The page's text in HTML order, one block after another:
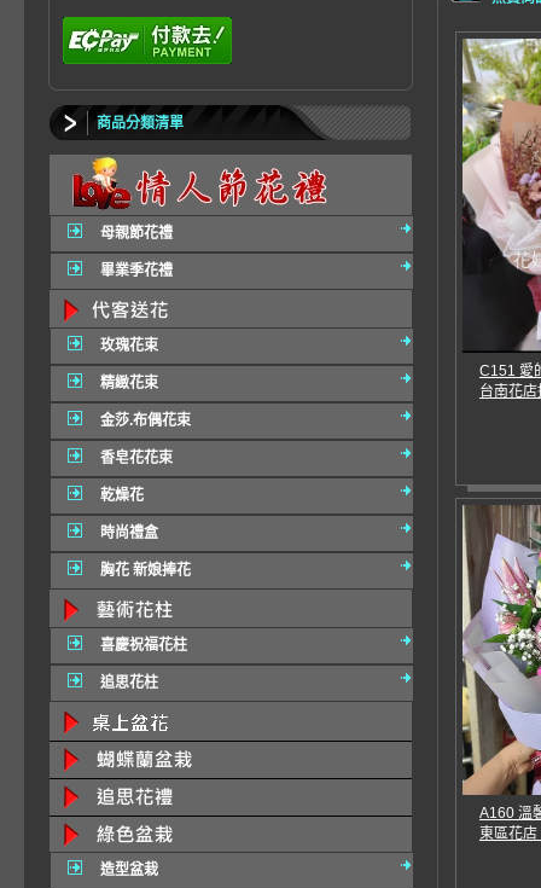
商品分類清單
母親節花禮
畢業季花禮
玫瑰花束
精緻花束
金莎.布偶花束
香皂花花束
乾燥花
時尚禮盒
胸花 新娘捧花
喜慶祝福花柱
追思花柱
造型盆栽
C151 愛
台南花
A160 溫
東區花